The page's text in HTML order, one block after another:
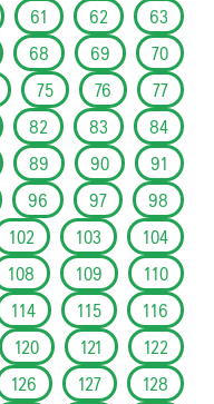
61 62
63
68 69
70
75 76
77
82 83
84
89 90
91
96 97
98
102 103
104
108 109
110
114 115
116
120 121
122
126 127
128